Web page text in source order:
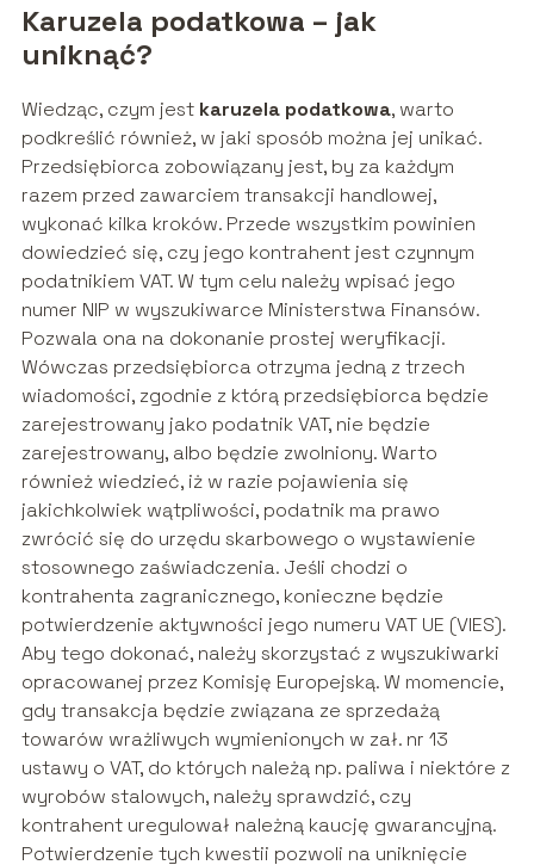
Karuzela podatkowa – jak
uniknąć?
Wiedząc, czym jest karuzela podatkowa, warto
podkreślić również, w jaki sposób można jej unikać.
Przedsiębiorca zobowiązany jest, by za każdym
razem przed zawarciem transakcji handlowej,
wykonać kilka kroków. Przede wszystkim powinien
dowiedzieć się, czy jego kontrahent jest czynnym
podatnikiem VAT. W tym celu należy wpisać jego
numer NIP w wyszukiwarce Ministerstwa Finansów.
Pozwala ona na dokonanie prostej weryfikacji.
Wówczas przedsiębiorca otrzyma jedną z trzech
wiadomości, zgodnie z którą przedsiębiorca będzie
zarejestrowany jako podatnik VAT, nie będzie
zarejestrowany, albo będzie zwolniony. Warto
również wiedzieć, iż w razie pojawienia się
jakichkolwiek wątpliwości, podatnik ma prawo
zwrócić się do urzędu skarbowego o wystawienie
stosownego zaświadczenia. Jeśli chodzi o
kontrahenta zagranicznego, konieczne będzie
potwierdzenie aktywności jego numeru VAT UE (VIES).
Aby tego dokonać, należy skorzystać z wyszukiwarki
opracowanej przez Komisję Europejską. W momencie,
gdy transakcja będzie związana ze sprzedażą
towarów wrażliwych wymienionych w zał. nr 13
ustawy o VAT, do których należą np. paliwa i niektóre z
wyrobów stalowych, należy sprawdzić, czy
kontrahent uregulował należną kaucję gwarancyjną.
Potwierdzenie tych kwestii pozwoli na uniknięcie